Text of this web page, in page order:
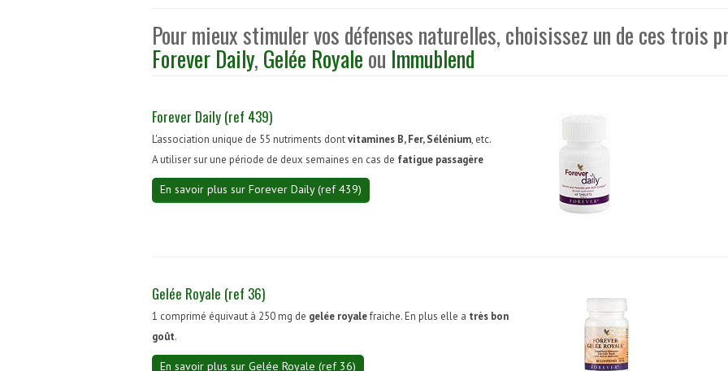
Pour mieux stimuler vos défenses naturelles, choisissez un de ces trois
Forever Daily, Gelée Royale ou Immublend
Forever Daily (ref 439)
L'association unique de 55 nutriments dontvitamines B, Fer, Sélénium, etc.
A utiliser sur une période de deux semaines en cas de fatigue passagère
En savoir plus sur Forever Daily (ref 439)
Gelée Royale (ref 36)
1 comprimé équivaut à 250 mg de gelée royalefraiche. En plus elle a très bon
goût.
En savoir plus sur Gelée Royale (ref 36)